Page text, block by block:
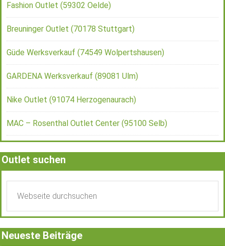
Fashion Outlet (59302 Oelde)
Breuninger Outlet (70178 Stuttgart)
Güde Werksverkauf (74549 Wolpertshausen)
GARDENA Werksverkauf (89081 Ulm)
Nike Outlet (91074 Herzogenaurach)
MAC – Rosenthal Outlet Center (95100 Selb)
Outlet suchen
Neueste Beiträge